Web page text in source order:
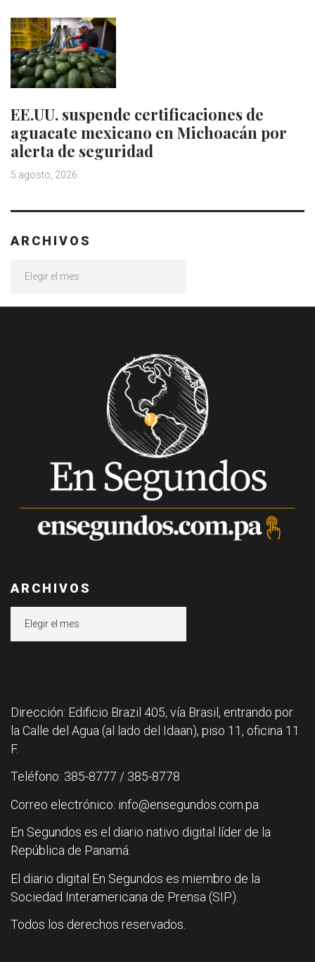
EE.UU. suspende certificaciones de
aguacate mexicano en Michoacán por
alerta de seguridad
5 agosto, 2026
ARCHIVOS
ARCHIVOS
Dirección: Edificio Brazil 405, vía Brasil, entrando por
la Calle del Agua (al lado del Idaan), piso 11, oficina 11
F.
Teléfono: 385-8777 / 385-8778
Correo electrónico: info@ensegundos.com.pa
En Segundos es el diario nativo digital líder de la
República de Panamá.
El diario digital En Segundos es miembro de la
Sociedad Interamericana de Prensa (SIP).
Todos los derechos reservados.